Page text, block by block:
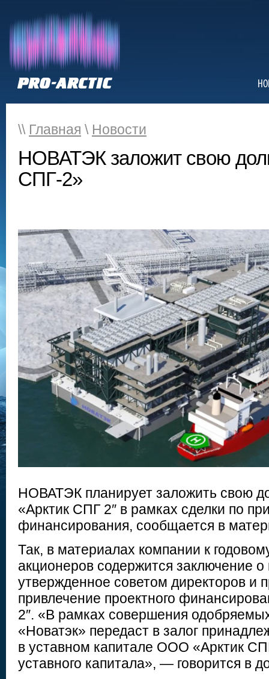
\\ Главная \ Новости
НОВАТЭК заложит свою
СПГ-2»
НОВАТЭК планирует заложить свою
«Арктик СПГ 2″ в рамках сделки по
финансирования, сообщается в
Так, в материалах компании к
акционеров содержится заключение о
утвержденное советом директоров и
привлечение проектного
2″. «В рамках совершения
«Новатэк» передаст в залог
в уставном капитале ООО «Арктик
уставного капитала», — говорится в